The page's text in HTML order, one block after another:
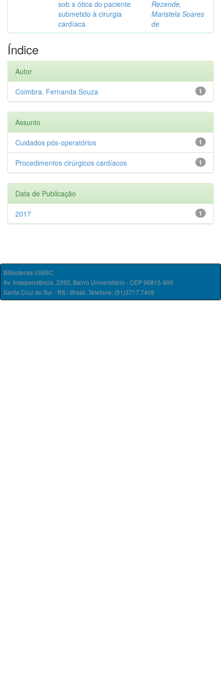
sob a ótica do paciente
submetido à cirurgia
cardíaca.
Rezende,
Maristela Soares
de
Índice
Autor
1
Coimbra, Fernanda Souza
Assunto
1
Cuidados pós-operatórios
1
Procedimentos cirúrgicos cardíacos
Data de Publicação
1
2017
Bibliotecas UNISC
Av. Independência, 2293, Bairro Universitário - CEP 96815-900
Santa Cruz do Sul - RS / Brasil. Telefone: (51)3717.7409